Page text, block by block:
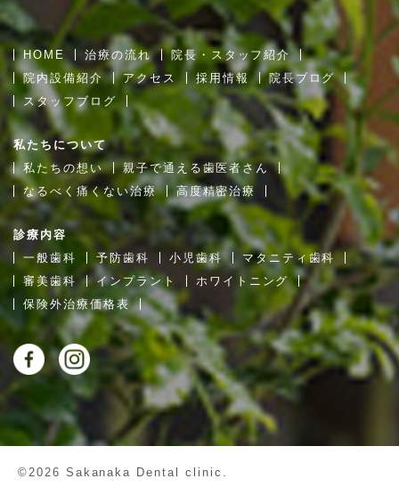
HOME 治療の流れ
院長・スタッフ紹介
院内設備紹介
アクセス 採用情報
院長ブログ
スタッフブログ
私たちについて
私たちの想い
親子で通える歯医者さん
なるべく痛くない治療
高度精密治療
診療内容
一般歯科
予防歯科 小児歯科
マタニティ歯科
審美歯科
インプラント
ホワイトニング
保険外治療価格表
©2026 Sakanaka Dental clinic.